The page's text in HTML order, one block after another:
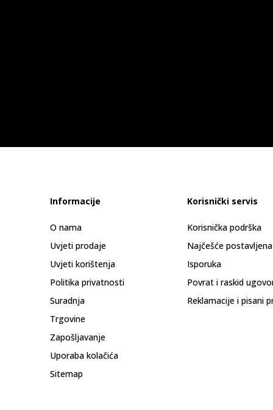
Informacije
O nama
Uvjeti prodaje
Uvjeti korištenja
Politika privatnosti
Suradnja
Trgovine
Zapošljavanje
Uporaba kolačića
Sitemap
Korisnički servis
Korisnička podrška
Najčešće
Isporuka
Povrat i raskid
Reklamacije i pisani